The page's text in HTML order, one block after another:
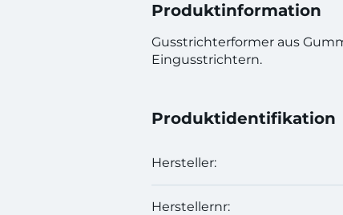
Produktinformation
Gusstrichterformer aus
Eingusstrichtern.
Produktidentifikation
Hersteller:
Herstellernr: